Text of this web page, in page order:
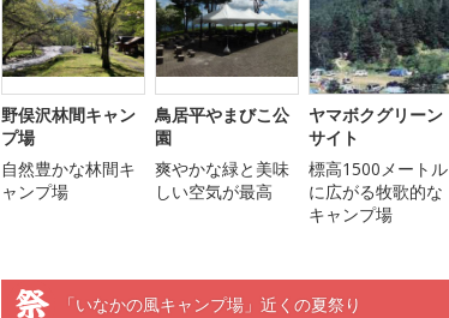
野俣沢林間キャン
プ場
自然豊かな林間キ
ャンプ場
鳥居平やまびこ公
園
爽やかな緑と美味
しい空気が最高
ヤマボクグリーン
サイト
標高1500メートル
に広がる牧歌的な
キャンプ場
「いなかの風キャンプ場」近くの夏祭り